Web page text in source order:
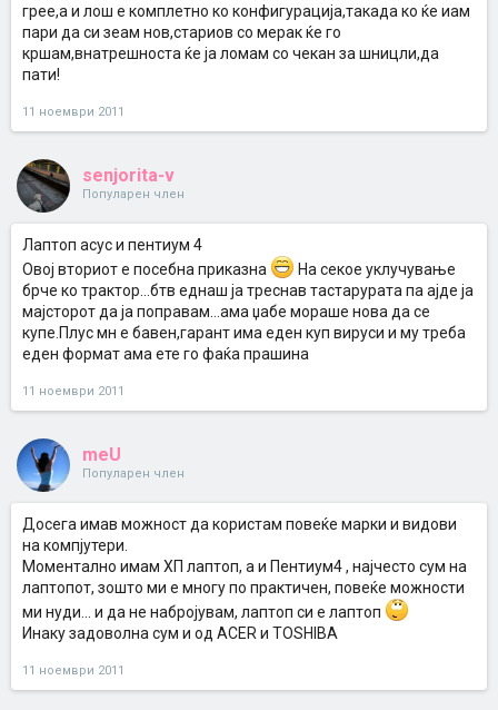
грее,а и лош е комплетно ко конфигурација,такада ко ќе иам
пари да си зеам нов,стариов со мерак ќе го
кршам,внатрешноста ќе ја ломам со чекан за шницли,да
пати!
11 ноември 2011
senjorita-v
Популарен член
Лаптоп асус и пентиум 4
Овој вториот е посебна приказна
На секое уклучување
брче ко трактор...бтв еднаш ја треснав тастарурата па ајде ја
мајсторот да ја поправам...ама џабе мораше нова да се
купе.Плус мн е бавен,гарант има еден куп вируси и му треба
еден формат ама ете го фаќа прашина
11 ноември 2011
meU
Популарен член
Досега имав можност да користам повеќе марки и видови
на компјутери.
Моментално имам ХП лаптоп, а и Пентиум4 , најчесто сум на
лаптопот, зошто ми е многу по практичен, повеќе можности
ми нуди... и да не набројувам, лаптоп си е лаптоп
Инаку задоволна сум и од ACER и TOSHIBA
11 ноември 2011